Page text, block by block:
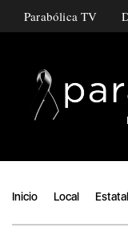
Parabólica TV
Inicio Local Estatal